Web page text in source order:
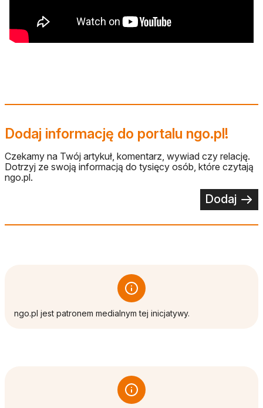
Dodaj informację do portalu ngo.pl!
Czekamy na Twój artykuł, komentarz, wywiad czy relację.
Dotrzyj ze swoją informacją do tysięcy osób, które czytają
ngo.pl.
Dodaj
ngo.pl jest patronem medialnym tej inicjatywy.